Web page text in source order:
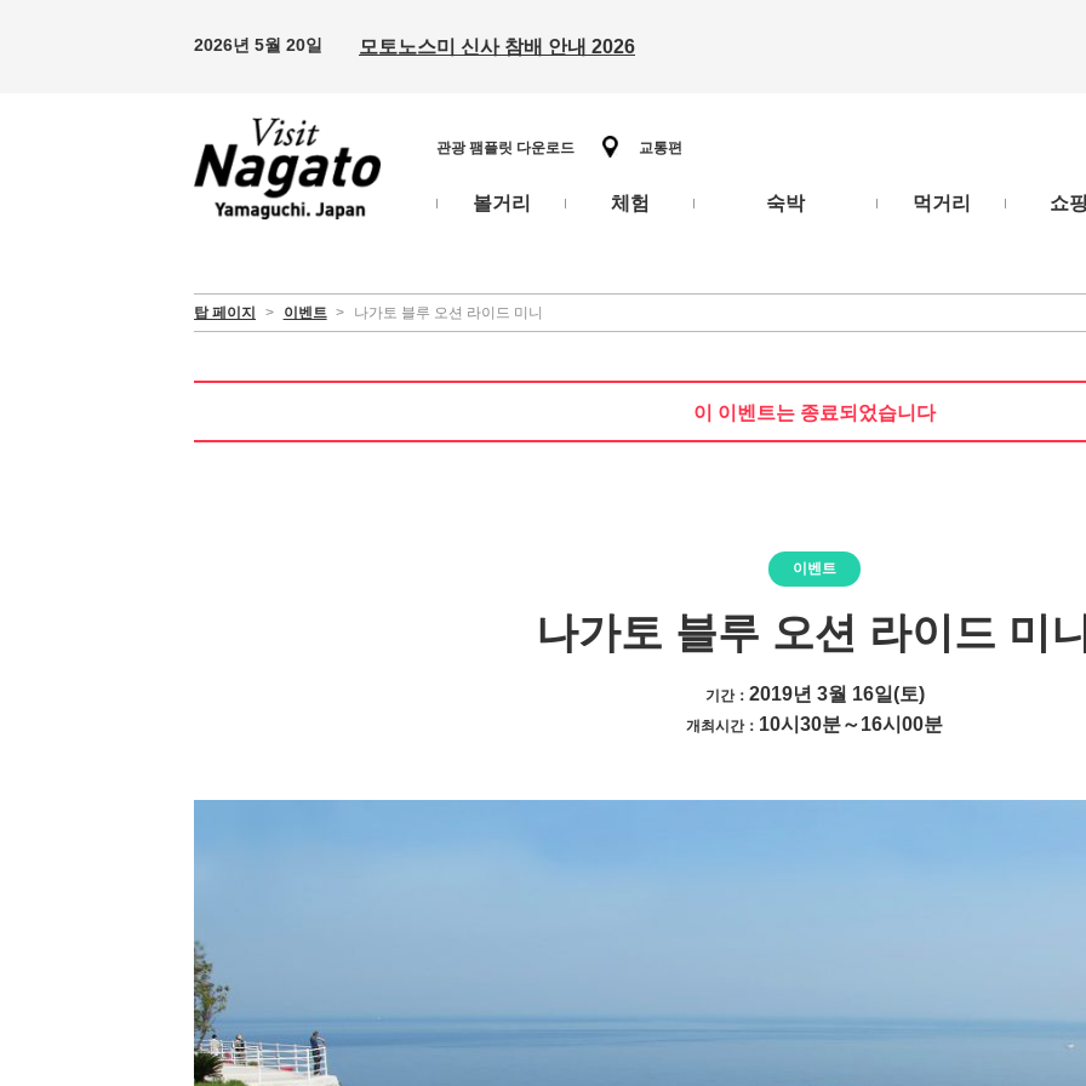
2026년 5월 20일 모토노스미 신사 참배 안내 2026
관광 팸플릿 다운로드 교통편
볼거리 체험 숙박 먹거리 쇼
탑 페이지 > 이벤트 > 나가토 블루 오션 라이드 미니
이 이벤트는 종료되었습니다
이벤트
나가토 블루 오션 라이드 미
기간： 2019년 3월 16일(토)
개최시간： 10시30분～16시00분